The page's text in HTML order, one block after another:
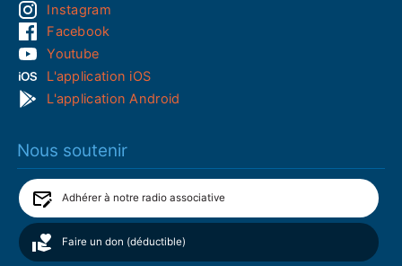
Instagram
Facebook
Youtube
L'application iOS
L'application Android
Nous soutenir
Adhérer à notre radio associative
Faire un don (déductible)